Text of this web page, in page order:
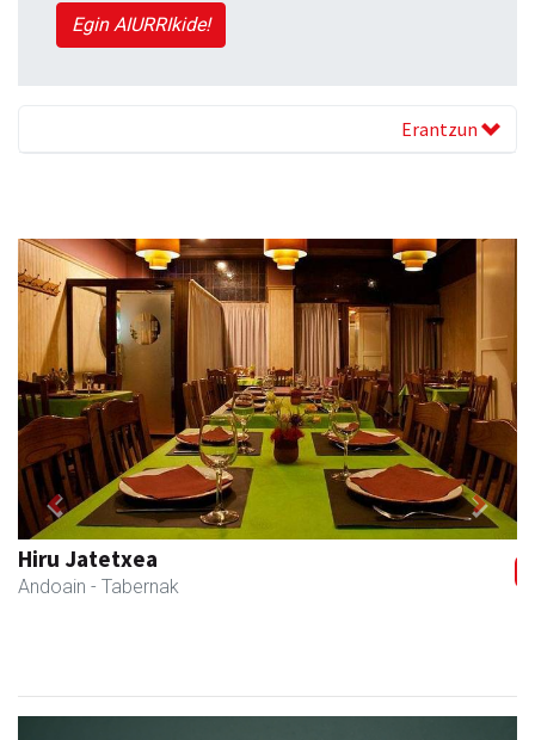
Egin AIURRIkide!
Erantzun
Egape Ikastola
Urnieta - Hezkuntza
Previous Next